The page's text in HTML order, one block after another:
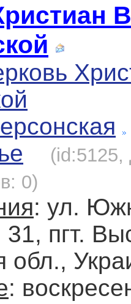
(id:5125,
0)
: ул.
31, пгт.
обл.,
: